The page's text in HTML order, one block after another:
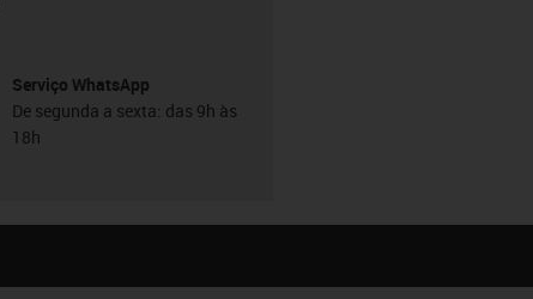
Serviço WhatsApp
De segunda a sexta: das 9h às
18h